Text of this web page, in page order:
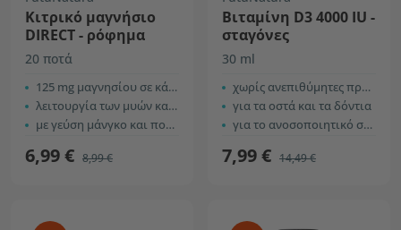
Κιτρικό μαγνήσιο
DIRECT - ρόφημα
20 ποτά
125 mg μαγνησίου σε κάθε ρόφημα
λειτουργία των μυών και αύξηση της ενέργειας
με γεύση μάνγκο και πορτοκάλι
6,99 € 8,99 €
Βιταμίνη D3 4000 IU -
σταγόνες
30 ml
χωρίς ανεπιθύμητες προσθήκες
για τα οστά και τα δόντια
για το ανοσοποιητικό σύστημα
7,99 € 14,49 €